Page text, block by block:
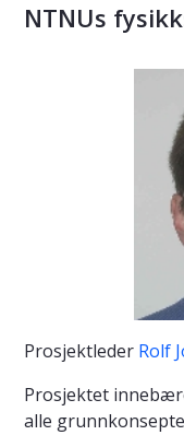
NTNUs
Prosjektleder Rolf
Prosjektet
alle